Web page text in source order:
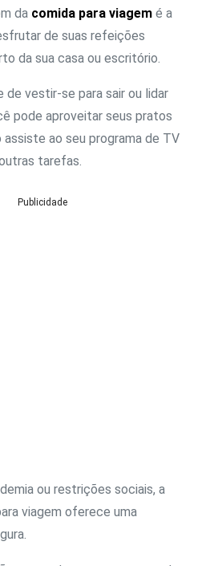
da comida para viagem é a
de suas refeições
da sua casa ou escritório.
de vestir-se para sair ou lidar
pode aproveitar seus pratos
ao seu programa de TV
tarefas.
Publicidade
ou restrições sociais, a
viagem oferece uma